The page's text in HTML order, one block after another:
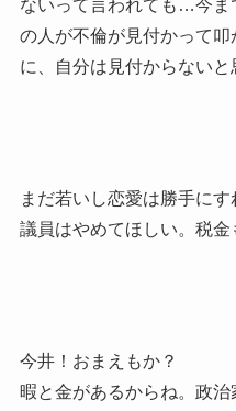
ないって言われても…今ま
の人が不倫が見付かって
に、自分は見付からないと
まだ若いし恋愛は勝手に
議員はやめてほしい。税金
今井！おまえもか？
暇と金があるからね。政治